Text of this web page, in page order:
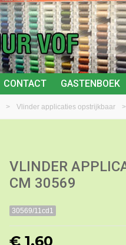
CONTACT GASTENBOEK
> Vlinder applicaties opstrijkbaar >
VLINDER
CM 30569
30569/11cd1
€ 1,60